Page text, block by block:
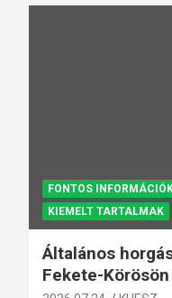
FONTOS
KIEMELT TARTALMAK
Általános
Fekete-Körösön